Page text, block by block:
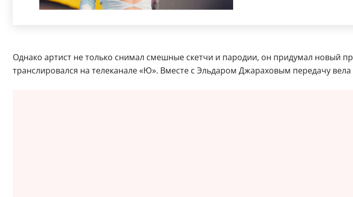
Однако артист не только снимал смешные скетчи и пародии, он придумал новый
транслировался на телеканале «Ю». Вместе с Эльдаром Джараховым передачу вела